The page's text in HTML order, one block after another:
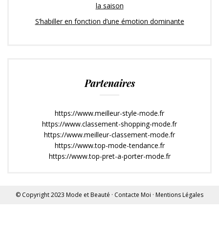
la saison
S’habiller en fonction d’une émotion dominante
Partenaires
https://www.meilleur-style-mode.fr
https://www.classement-shopping-mode.fr
https://www.meilleur-classement-mode.fr
https://www.top-mode-tendance.fr
https://www.top-pret-a-porter-mode.fr
© Copyright 2023 Mode et Beauté · Contacte Moi · Mentions Légales